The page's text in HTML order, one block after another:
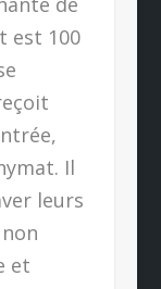
est 100
Il
leurs
et